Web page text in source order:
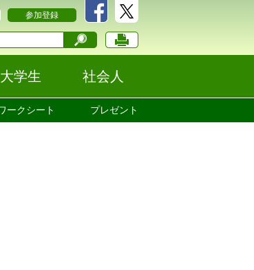
参加登録
大学生 社会人
ークシート プレゼント